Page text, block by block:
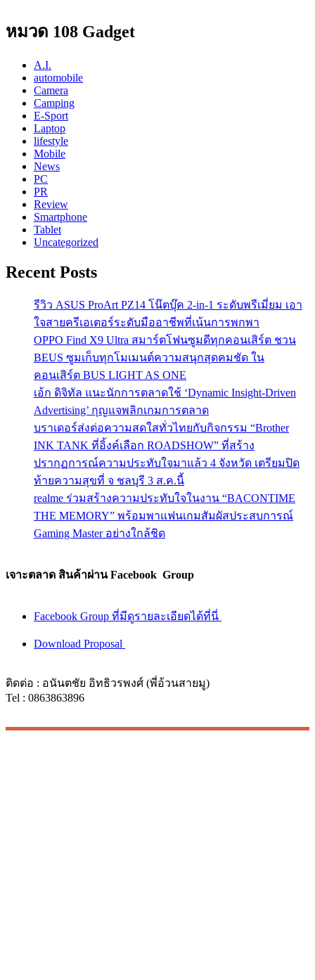
หมวด 108 Gadget
A.I.
automobile
Camera
Camping
E-Sport
Laptop
lifestyle
Mobile
News
PC
PR
Review
Smartphone
Tablet
Uncategorized
Recent Posts
รีวิว ASUS ProArt PZ14 โน๊ตบุ๊ค 2-in-1 ระดับพรีเมี่ยม เอา
ใจสายครีเอเตอร์ระดับมืออาชีพที่เน้นการพกพา
OPPO Find X9 Ultra สมาร์ตโฟนซูมดีทุกคอนเสิร์ต ชวน
BEUS ซูมเก็บทุกโมเมนต์ความสนุกสุดคมชัด ใน
คอนเสิร์ต BUS LIGHT AS ONE
เอ้ก ดิจิทัล แนะนักการตลาดใช้ ‘Dynamic Insight-Driven
Advertising’ กุญแจพลิกเกมการตลาด
บราเดอร์ส่งต่อความสดใสทั่วไทยกับกิจกรรม “Brother
INK TANK ที่อิ้งค์เลือก ROADSHOW” ที่สร้าง
ปรากฏการณ์ความประทับใจมาแล้ว 4 จังหวัด เตรียมปิด
ท้ายความสุขที่ จ ชลบุรี 3 ส.ค.นี้
realme ร่วมสร้างความประทับใจในงาน “BACONTIME
THE MEMORY” พร้อมพาแฟนเกมสัมผัสประสบการณ์
Gaming Master อย่างใกล้ชิด
เจาะตลาด สินค้าผ่าน Facebook Group
Facebook Group ที่มีดูรายละเอียดได้ที่นี่
Download Proposal
ติดต่อ : อนันตชัย อิทธิวรพงศ์ (พี่อ้วนสายมู)
Tel : 0863863896